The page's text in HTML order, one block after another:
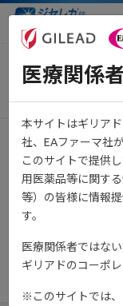
医療関係者向け情報サイト
イベント
9月17日開催学会共
催セミナーについて
さい。
医療関係
本サイトはギリア
社、EAファーマ社
このサイトで提供
用医薬品等に関す
等）の皆様に情報
す。
医療関係者ではな
ギリアドのコーポ
※このサイトでは